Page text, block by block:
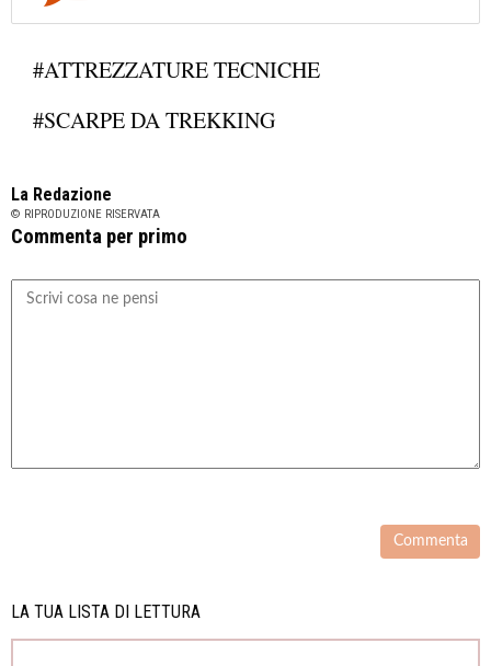
#ATTREZZATURE TECNICHE
#SCARPE DA TREKKING
La Redazione
© RIPRODUZIONE RISERVATA
Commenta per primo
LA TUA LISTA DI LETTURA